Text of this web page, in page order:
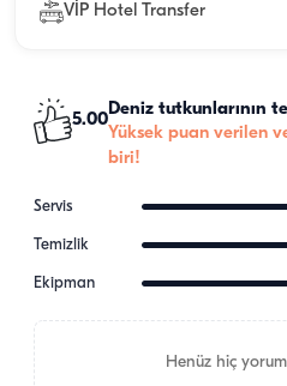
VİP Hotel Transfer
5.00
Deniz tutkunlarının
Yüksek puan verilen
biri!
Servis
Temizlik
Ekipman
Henüz hiç yorum